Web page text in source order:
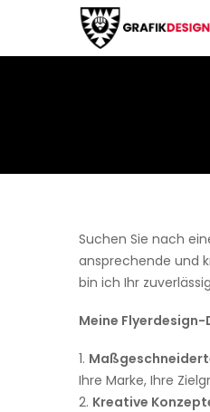
Suchen Sie nach
ansprechende und
bin ich Ihr
Meine
Ihre Marke, Ihre
Kreative